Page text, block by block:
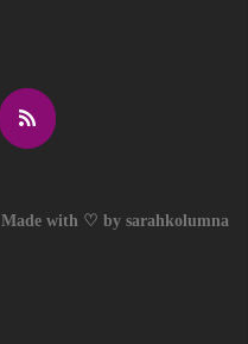
Made with ♡ by sarahkolumna